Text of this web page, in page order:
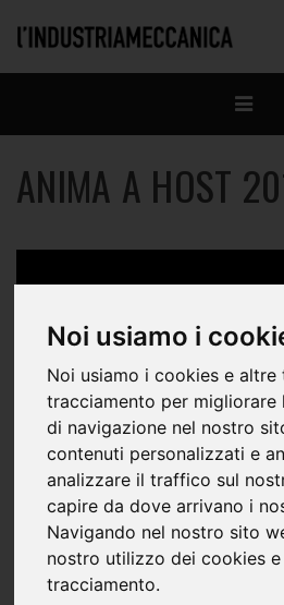
Noi usiamo i
Noi usiamo i cookies e altre
tracciamento per migliorare
di navigazione nel nostro
contenuti personalizzati e
analizzare il traffico sul
capire da dove arrivano i
Navigando nel nostro sito
nostro utilizzo dei cookies
tracciamento.
ANIMA A HOST